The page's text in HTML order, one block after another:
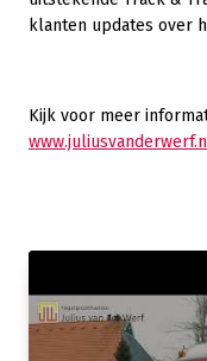
klanten updates over
Kijk voor meer